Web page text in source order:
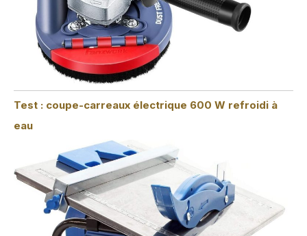
Test : coupe-carreaux électrique 600 W refroidi à
eau